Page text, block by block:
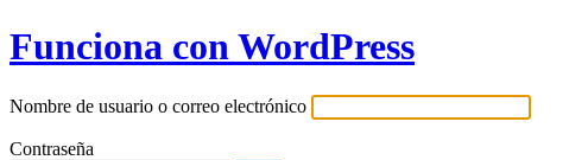
Funciona con WordPress
Nombre de usuario o correo electrónico
Contraseña